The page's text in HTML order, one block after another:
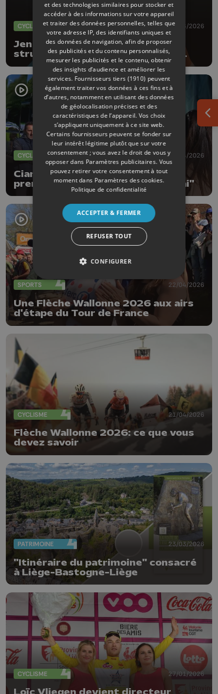
CYCLISME 01/06/2026
Jens Verbrugghe promu dans la
structure WorldTour de NSN en
2027
CYCLISME 26/04/2026
Cian Uijtdebroeks 23e pour sa
première Doyenne : "Je reviendrai"
SPORTS 22/04/2026
Une Flèche Wallonne 2026 aux airs
d'étape du Tour de France
CYCLISME 21/04/2026
Flèche Wallonne 2026: ce que vous
devez savoir
PATRIMOINE 23/03/2026
"Itinéraire du patrimoine" consacré
à Liège-Bastogne-Liège
CYCLISME 27/01/2026
et des technologies similaires pour stocker et
accéder à des informations sur votre appareil
et traiter des données personnelles, telles que
votre adresse IP, des identifiants uniques et
des données de navigation, afin de proposer
des publicités et du contenu personnalisés,
mesurer les publicités et le contenu, obtenir
des insights d’audience et améliorer les
services. Fournisseurs tiers (1910) peuvent
également traiter vos données à ces fins et à
d’autres, notamment en utilisant des données
de géolocalisation précises et des
caractéristiques de l’appareil. Vos choix
s’appliquent uniquement à ce site web.
Certains fournisseurs peuvent se fonder sur
leur intérêt légitime plutôt que sur votre
consentement ; vous avez le droit de vous y
opposer dans Paramètres publicitaires. Vous
pouvez retirer votre consentement à tout
moment dans Paramètres des cookies.
Politique de confidentialité
ACCEPTER & FERMER
REFUSER TOUT
CONFIGURER